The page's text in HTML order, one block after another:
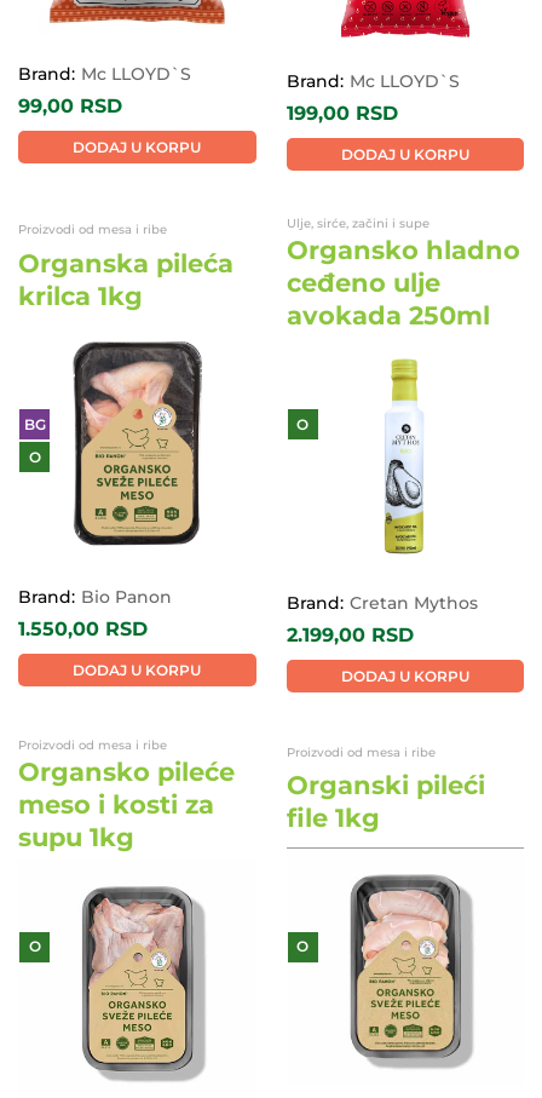
Brand: Mc LLOYD`S
99,00 RSD
DODAJ U KORPU
Brand: Mc LLOYD`S
199,00 RSD
DODAJ U KORPU
Proizvodi od mesa i ribe
Organska pileća
krilca 1kg
BG
O
Brand: Bio Panon
1.550,00 RSD
DODAJ U KORPU
Ulje, sirće, začini i supe
Organsko hladno
ceđeno ulje
avokada 250ml
O
Brand: Cretan Mythos
2.199,00 RSD
DODAJ U KORPU
Proizvodi od mesa i ribe
Organsko pileće
meso i kosti za
supu 1kg
O
Proizvodi od mesa i ribe
Organski pileći
file 1kg
O